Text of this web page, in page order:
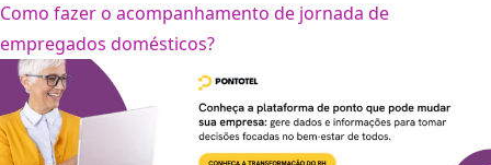
Como fazer o acompanhamento de jornada de
empregados domésticos?